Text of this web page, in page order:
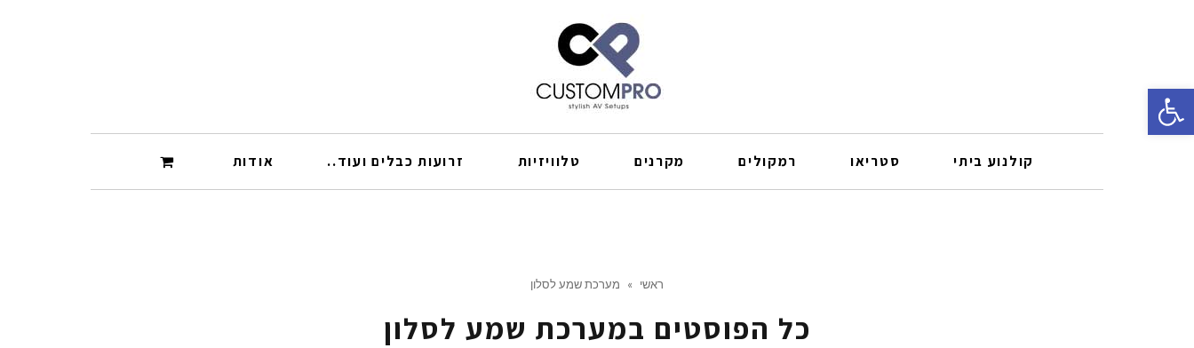
קולנוע ביתי סטריאו רמקולים מקרנים טלוויזיות זרועות כבלים ועוד.. אודות
ראשי » מערכת שמע לסלון
כל הפוסטים במערכת שמע לסלון
פתח סרגל נגישות